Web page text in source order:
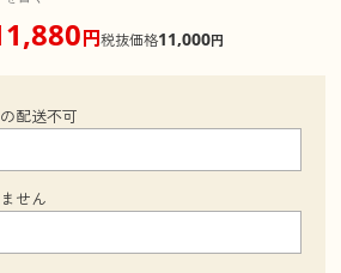
円税抜価格11,000円
配送不可
せん